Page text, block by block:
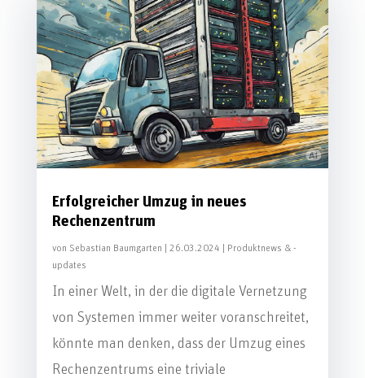
Erfolgreicher Umzug in neues
Rechenzentrum
von Sebastian Baumgarten 26.03.2024
Produktnews & -
updates
In einer Welt, in der die digitale Vernetzung
von Systemen immer weiter voranschreitet,
könnte man denken, dass der Umzug eines
Rechenzentrums eine triviale